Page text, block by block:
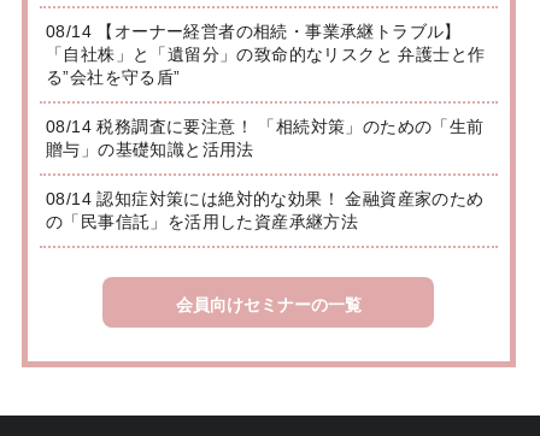
08/14 【オーナー経営者の相続・事業承継トラブル】
「自社株」と「遺留分」の致命的なリスクと 弁護士と作
る”会社を守る盾”
08/14 税務調査に要注意！ 「相続対策」のための「生前
贈与」の基礎知識と活用法
08/14 認知症対策には絶対的な効果！ 金融資産家のため
の「民事信託」を活用した資産承継方法
会員向けセミナーの一覧